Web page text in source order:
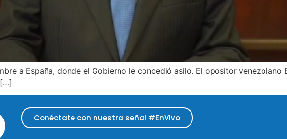
a España, donde el Gobierno le concedió asilo. El opositor venezolano
[…]
Conéctate con nuestra señal #EnVivo